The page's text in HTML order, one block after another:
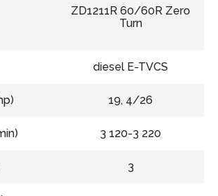
ZD1211R 60/60R Zero
Turn
diesel E-TVCS
19, 4/26
3 120-3 220
3